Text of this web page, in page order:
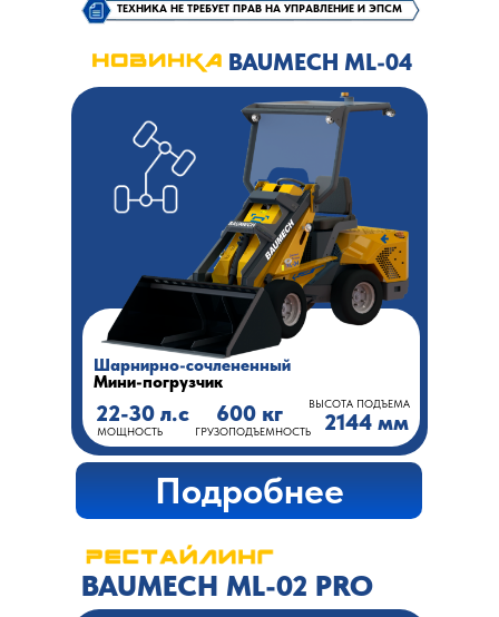
Подробнее
BAUMECH ML-02 PRO
ТЕХНИКА НЕ ТРЕБУЕТ ПРАВ НА УПРАВЛЕНИЕ И ЭПСМ
BAUMECH ML-04
22-30 л.с 600 кг 2144 мм
Шарнирно-сочлененный
Мини-погрузчик
МОЩНОСТЬ ГРУЗОПОДЪЕМНОСТЬ
ВЫСОТА ПОДЪЕМА